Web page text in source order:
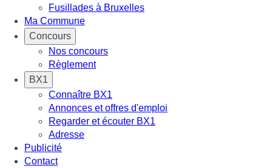
Fusillades à Bruxelles
Ma Commune
Concours
Nos concours
Règlement
BX1
Connaître BX1
Annonces et offres d'emploi
Regarder et écouter BX1
Adresse
Publicité
Contact